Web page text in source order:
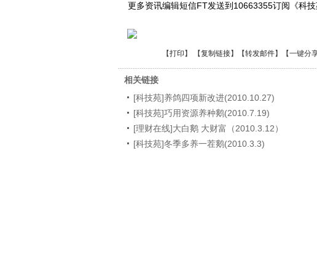
更多资讯编辑短信FT发送到10663355订阅《科技
【打印 】 【复制链接】【转发邮件】 【一键分
相关链接
[科技苑]养鸽四项新改进(2010.10.27)
[科技苑]巧用资源养种鹅(2010.7.19)
[理财在线]大白鹅 大财富（2010.3.12）
[科技苑]冬季多养一茬鹅(2010.3.3)